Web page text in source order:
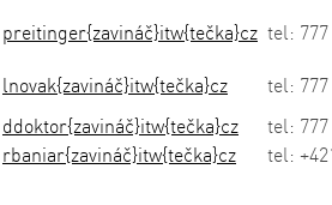
preitinger{zavináč}itw{tečka}cz tel: 777
lnovak{zavináč}itw{tečka}cz
tel: 777
ddoktor{zavináč}itw{tečka}cz
tel: 777
rbaniar{zavináč}itw{tečka}cz tel: